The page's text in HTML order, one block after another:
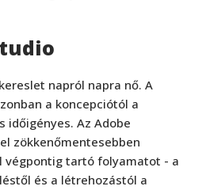
napról napra nő. A
a koncepciótól a
időigényes. Az Adobe
zökkenőmentesebben
végpontig tartó folyamatot - a
és a létrehozástól a